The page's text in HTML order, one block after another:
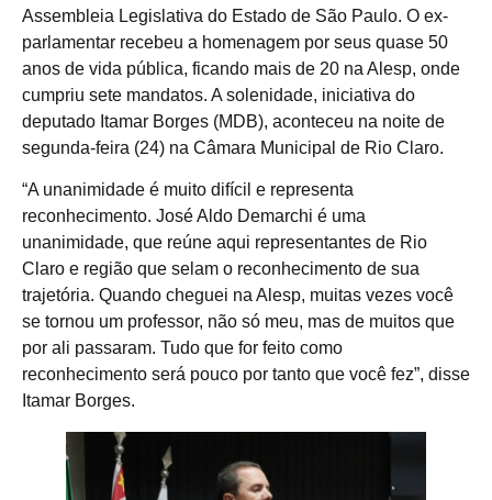
Assembleia Legislativa do Estado de São Paulo. O ex-
parlamentar recebeu a homenagem por seus quase 50
anos de vida pública, ficando mais de 20 na Alesp, onde
cumpriu sete mandatos. A solenidade, iniciativa do
deputado Itamar Borges (MDB), aconteceu na noite de
segunda-feira (24) na Câmara Municipal de Rio Claro.
“A unanimidade é muito difícil e representa
reconhecimento. José Aldo Demarchi é uma
unanimidade, que reúne aqui representantes de Rio
Claro e região que selam o reconhecimento de sua
trajetória. Quando cheguei na Alesp, muitas vezes você
se tornou um professor, não só meu, mas de muitos que
por ali passaram. Tudo que for feito como
reconhecimento será pouco por tanto que você fez”, disse
Itamar Borges.